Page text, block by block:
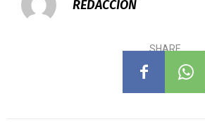
REDACCIÓN
SHARE